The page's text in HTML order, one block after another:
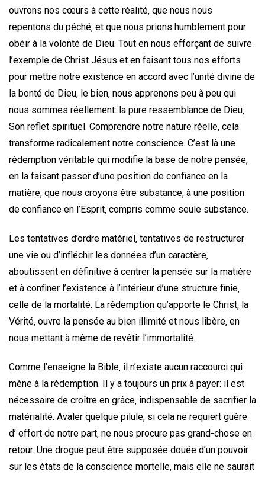
ouvrons nos cœurs à cette réalité‚ que nous nous
repentons du péché‚ et que nous prions humblement pour
obéir à la volonté de Dieu. Tout en nous efforçant de suivre
l’exemple de Christ Jésus et en faisant tous nos efforts
pour mettre notre existence en accord avec l’unité divine de
la bonté de Dieu‚ le bien‚ nous apprenons peu à peu qui
nous sommes réellement: la pure ressemblance de Dieu‚
Son reflet spirituel. Comprendre notre nature réelle‚ cela
transforme radicalement notre conscience. C’est là une
rédemption véritable qui modifie la base de notre pensée‚
en la faisant passer d’une position de confiance en la
matière‚ que nous croyons être substance‚ à une position
de confiance en l’Esprit‚ compris comme seule substance.
Les tentatives d’ordre matériel‚ tentatives de restructurer
une vie ou d’infléchir les données d’un caractère‚
aboutissent en définitive à centrer la pensée sur la matière
et à confiner l’existence à l’intérieur d’une structure finie‚
celle de la mortalité. La rédemption qu’apporte le Christ‚ la
Vérité‚ ouvre la pensée au bien illimité et nous libère‚ en
nous mettant à même de revêtir l’immortalité.
Comme l’enseigne la Bible‚ il n’existe aucun raccourci qui
mène à la rédemption. Il y a toujours un prix à payer: il est
nécessaire de croître en grâce‚ indispensable de sacrifier la
matérialité. Avaler quelque pilule‚ si cela ne requiert guère
d’ effort de notre part‚ ne nous procure pas grand-chose en
retour. Une drogue peut être supposée douée d’un pouvoir
sur les états de la conscience mortelle‚ mais elle ne saurait